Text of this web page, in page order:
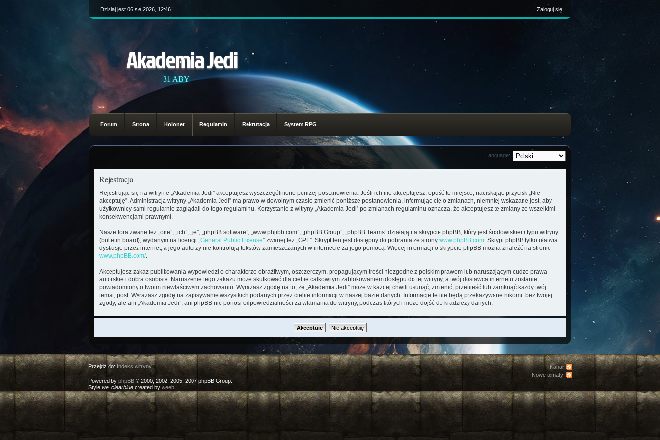
Dzisiaj jest 06 sie 2026, 12:46 Zaloguj się
Akademia Jedi
31 ABY
Forum Strona Holonet Regulamin Rekrutacja System RPG
Language:
Rejestracja
Rejestrując się na witrynie „Akademia Jedi” akceptujesz wyszczególnione poniżej postanowienia. Jeśli ich nie akceptujesz, opuść to miejsce, naciskając przycisk „Nie
akceptuję”. Administracja witryny „Akademia Jedi” ma prawo w dowolnym czasie zmienić poniższe postanowienia, informując cię o zmianach, niemniej wskazane jest, aby
użytkownicy sami regularnie zaglądali do tego regulaminu. Korzystanie z witryny „Akademia Jedi” po zmianach regulaminu oznacza, że akceptujesz te zmiany ze wszelkimi
konsekwencjami prawnymi.
Nasze fora zwane też „one”, „ich”, „je”, „phpBB software”, „www.phpbb.com”, „phpBB Group”, „phpBB Teams” działają na skrypcie phpBB, który jest środowiskiem typu witryny
(bulletin board), wydanym na licencji „General Public License” zwanej też „GPL”. Skrypt ten jest dostępny do pobrania ze strony www.phpBB.com. Skrypt phpBB tylko ułatwia
dyskusje przez internet, a jego autorzy nie kontrolują tekstów zamieszczanych w internecie za jego pomocą. Więcej informacji o skrypcie phpBB można znaleźć na stronie
www.phpBB.com/.
Akceptujesz zakaz publikowania wypowiedzi o charakterze obraźliwym, oszczerczym, propagującym treści niezgodne z polskim prawem lub naruszającym cudze prawa
autorskie i dobra osobiste. Naruszenie tego zakazu może skutkować dla ciebie całkowitym zablokowaniem dostępu do tej witryny, a twój dostawca internetu zostanie
powiadomiony o twoim niewłaściwym zachowaniu. Wyrażasz zgodę na to, że „Akademia Jedi” może w każdej chwili usunąć, zmienić, przenieść lub zamknąć każdy twój
temat, post. Wyrażasz zgodę na zapisywanie wszystkich podanych przez ciebie informacji w naszej bazie danych. Informacje te nie będą przekazywane nikomu bez twojej
zgody, ale ani „Akademia Jedi”, ani phpBB nie ponosi odpowiedzialności za włamania do witryny, podczas których może dojść do kradzieży danych.
Przejdź do: Indeks witryny
Powered by phpBB© 2000, 2002, 2005, 2007 phpBB Group.
Style we_clearbluecreated by weeb.
Kanał
Nowe tematy